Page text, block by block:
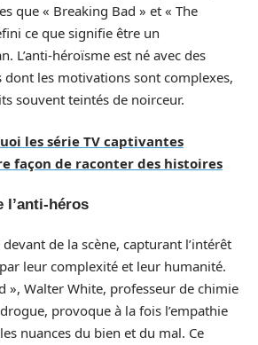
que « Breaking Bad » et « The
ce que signifie être un
L’anti-héroïsme est né avec des
dont les motivations sont complexes,
souvent teintés de noirceur.
les série TV captivantes
façon de raconter des histoires
l’anti-héros
devant de la scène, capturant l’intérêt
leur complexité et leur humanité.
», Walter White, professeur de chimie
provoque à la fois l’empathie
nuances du bien et du mal. Ce